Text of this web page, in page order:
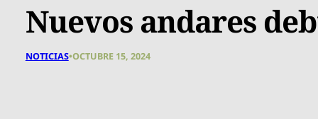
Nuevos andares
NOTICIAS•OCTUBRE 15, 2024